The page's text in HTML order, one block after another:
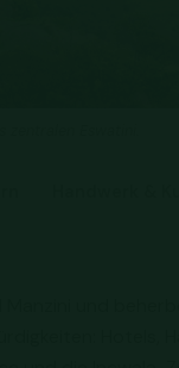
Eswatini.
Manzini und
Hotels,